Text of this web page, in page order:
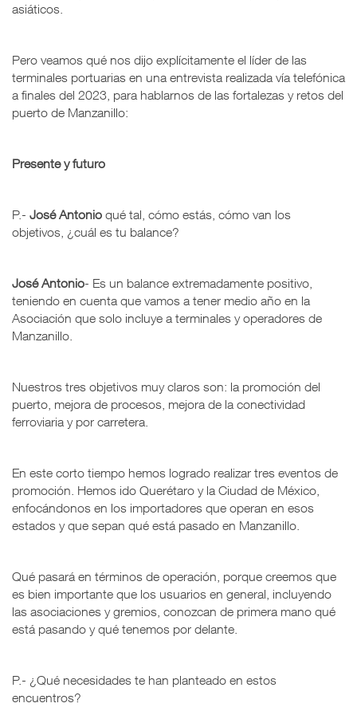
asiáticos.
Pero veamos qué nos dijo explícitamente el líder de las
terminales portuarias en una entrevista realizada vía telefónica
a finales del 2023, para hablarnos de las fortalezas y retos del
puerto de Manzanillo:
Presente y futuro
P.- José Antonio qué tal, cómo estás, cómo van los
objetivos, ¿cuál es tu balance?
José Antonio- Es un balance extremadamente positivo,
teniendo en cuenta que vamos a tener medio año en la
Asociación que solo incluye a terminales y operadores de
Manzanillo.
Nuestros tres objetivos muy claros son: la promoción del
puerto, mejora de procesos, mejora de la conectividad
ferroviaria y por carretera.
En este corto tiempo hemos logrado realizar tres eventos de
promoción. Hemos ido Querétaro y la Ciudad de México,
enfocándonos en los importadores que operan en esos
estados y que sepan qué está pasado en Manzanillo.
Qué pasará en términos de operación, porque creemos que
es bien importante que los usuarios en general, incluyendo
las asociaciones y gremios, conozcan de primera mano qué
está pasando y qué tenemos por delante.
P.- ¿Qué necesidades te han planteado en estos
encuentros?